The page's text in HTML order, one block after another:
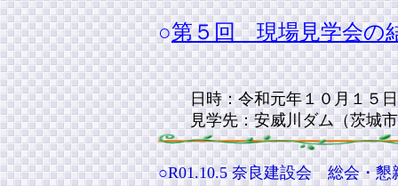
○第５回 現場見学会の
日時：令和元年１０月１５
見学先：安威川ダム（茨城市
○R01.10.5 奈良建設会 総会・懇